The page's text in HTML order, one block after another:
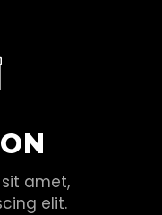
amet,
elit.